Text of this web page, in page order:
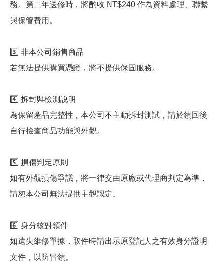
務。第二年送修時，將酌收 NT$240 作為資料處理、聯繫
與保管費用。
3️⃣ 非本公司銷售商品
若無法提供購買憑證，將不提供保固服務。
4️⃣ 拆封與檢測說明
為保留產品完整性，本公司不主動拆封測試，請於領回後
自行檢查商品功能與外觀。
5️⃣ 損傷判定原則
如有外觀損傷爭議，將一律交由原廠或代理商判定為準，
請恕本公司無法提供主觀認定。
6️⃣ 身分核對領件
如遺失維修單據，取件時請出示原登記人之有效身分證明
文件，以防冒領。